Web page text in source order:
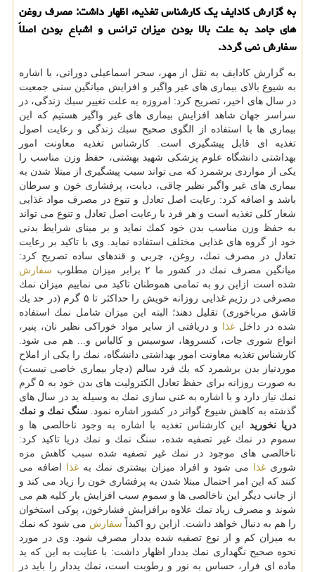
به گزارش كادایف یك كارشناس تغذیه، اظهار داشت: مصرف روغن
های جامد به علت بالا بودن میزان ترانس و اشباع بودن اصلاً
سفارش نمی گردد.
به گزارش كادایف به نقل از مهر، سحر اسماعیلی دورانی، با اشاره
به شیوع بالای بیماری های غیر واگیر و افزایش میانگین سنی جمعیت
در سال های اخیر، تصریح كرد: امروزه به علت تغییر سبك زندگی، در
سراسر جهان شاهد افزایش بیماری های غیر واگیر هستیم كه این
بیماری ها با استفاده از الگوی صحیح سبك زندگی و رعایت اصول
تغذیه ای قابل پیشگیری است. كارشناس تغذیه معاونت امور
بهداشتی دانشگاه علوم پزشكی شهید بهشتی، حفظ وزن مناسب را
یكی از مواردی برشمرد كه می تواند سبب پیشگیری از مبتلا شدن به
بیماری های غیر واگیر نظیر چاقی، دیابت، پرفشاری خون و سرطان
باشد و اضافه كرد: رعایت اصل تعادل و تنوع در مصرف مواد غذایی
شعار كلی تغذیه است و هر فرد با رعایت اصل تعادل و تنوع می تواند
به حفظ وزن مناسب بدن خود كمك نماید و بر مبنای شرایط بدنی
خود از گروه های غذایی مختلف استفاده نماید. وی با تاكید بر رعایت
تعادل در مصرف نمك، روغن، چربی و قندهای ساده تصریح كرد:
میانگین مصرف نمك در كشور ما ۲ برابر میزان مطلوب
سفارش
شده است ازاین رو به تمامی هموطنان تاكید می نماییم میزان نمك
مصرفی در رژیم غذایی روزانه خویش را حداكثر تا ۵ گرم (در حد یك
قاشق مرباخوری) تقلیل دهند؛ البته این میزان شامل نمك استفاده
شده در داخل غذا
و دریافتی از سایر مواد خوراكی نظیر نان، پنیر،
انواع شوری جات، كنسروها، سوسیس و كالباس و... هم می شود.
كارشناس تغذیه معاونت امور بهداشتی دانشگاه، نمك را یكی از املاح
موردنیاز بدن برشمرد كه یك فرد سالم (دچار بیماری خاصی نیست)
به صورت روزانه برای حفظ تعادل الكترولیت های بدن خود به ۵ گرم
نمك نیاز دارد و با اشاره به غنی سازی نمك به وسیله ید در سال های
گذشته به كاهش شیوع گواتر در كشور اشاره نمود.سنگ نمك و نمك
دریا نخورید این كارشناس تغذیه با اشاره به وجود ناخالصی ها و
سموم در نمك غیر تصفیه شده، سنگ نمك و نمك دریا تاكید كرد:
ناخالصی های موجود در نمك غیر تصفیه شده سبب كاهش مزه
شوری غذا می شود و افراد میزان بیشتری نمك به غذا
اضافه می
كنند كه این امر احتمال مبتلا شدن به پرفشاری خون را زیاد می كند و
از جانب دیگر این ناخالصی ها و سموم سبب افزایش بار كلیه هم می
شوند و مصرف زیاد نمك علاوه برافزایش فشارخون، پوكی استخوان
را هم به دنبال خواهد داشت. ازاین رو اكیداً سفارش می شود كه نمك
به میزان كم و از نوع تصفیه شده یددار مصرف شود. وی در مورد
نحوه صحیح نگهداری نمك یددار اظهار داشت: با عنایت به این كه ید
ماده ای فرار، حساس به نور و رطوبت است، نمك یددار را باید در